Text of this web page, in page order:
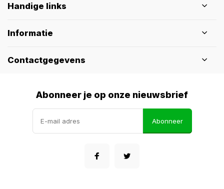
Handige links
Informatie
Contactgegevens
Abonneer je op onze nieuwsbrief
Abonneer